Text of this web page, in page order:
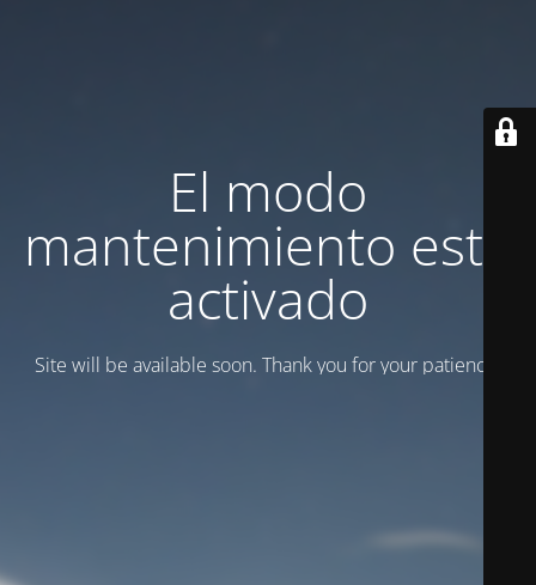
El modo
mantenimiento está
activado
Site will be available soon. Thank you for your patience!